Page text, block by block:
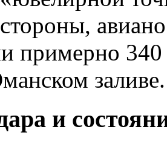
примерно
заливе.
и